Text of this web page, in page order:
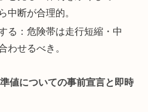
中断が合理的。
る：危険帯は走行短縮・中
わせるべき。
値についての事前宣言と即時